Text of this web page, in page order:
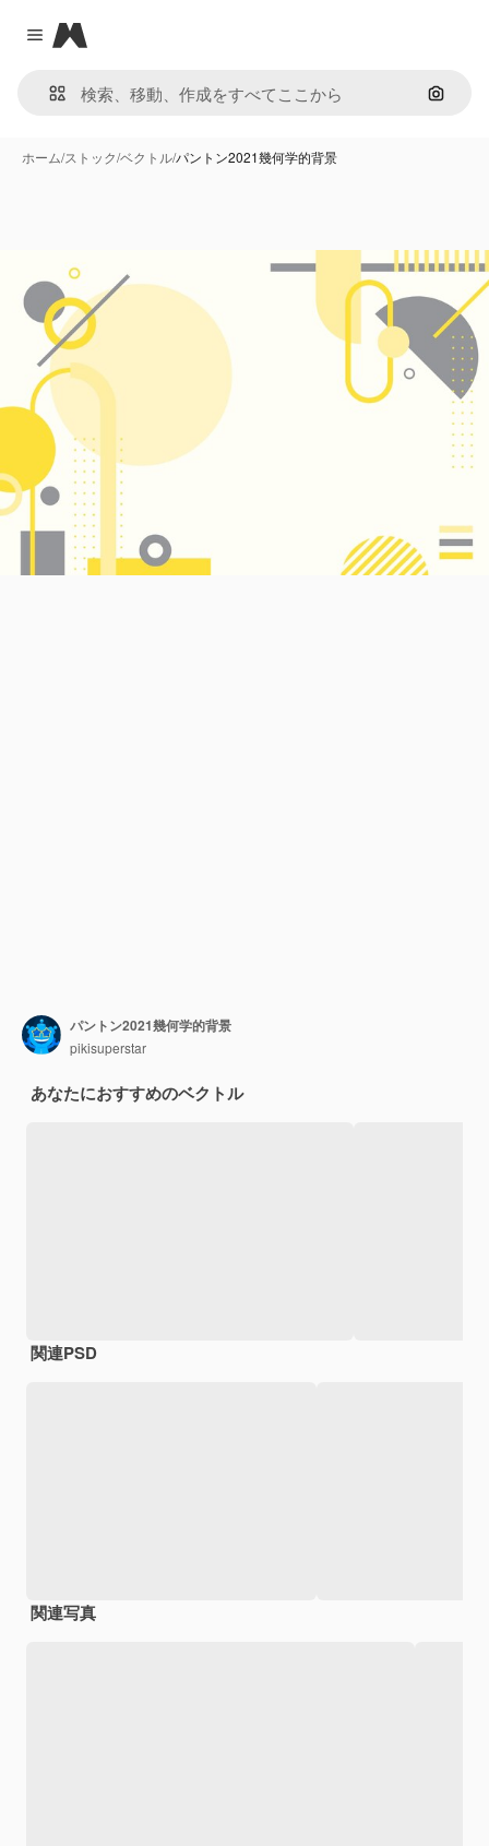
Close menu
Magnific
画像で
ホーム/ストック/ベクトル/パントン2021幾何学的背景
パントン2021幾何学的背景
pikisuperstar
あなたにおすすめのベクトル
関連PSD
関連写真